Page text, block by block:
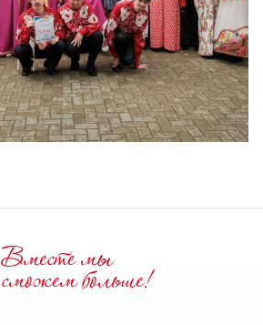
Вместе мы
cможем больше!